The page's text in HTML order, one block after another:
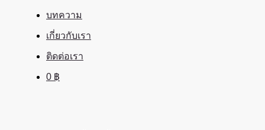
บทความ
เกี่ยวกับเรา
ติดต่อเรา
0 ฿